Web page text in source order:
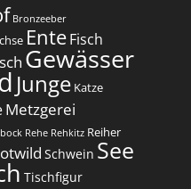
Bronzeeber
EnteFisch
Gewässer
Junge Katze
Metzgerei
Rehe Rehkitz Reiher
Schwein See
Tischfigur